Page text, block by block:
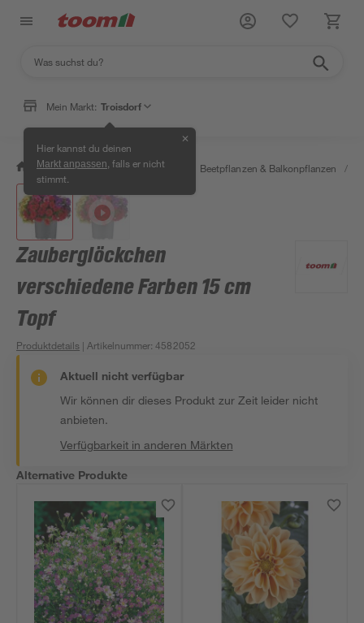
Mein Markt: Troisdorf
Hier kannst du deinen
Markt anpassen , falls er nicht
stimmt.
✕
/ Garten & Freizeit / Pflanzen Beetpflanzen & Balkonpflanzen /
Zauberglöckchen
verschiedene Farben 15 cm
Topf
Produktdetails | Artikelnummer:4582052
Aktuell nicht verfügbar
Wir können dir dieses Produkt zur Zeit leider nicht
anbieten.
Verfügbarkeit in anderen Märkten
Alternative Produkte